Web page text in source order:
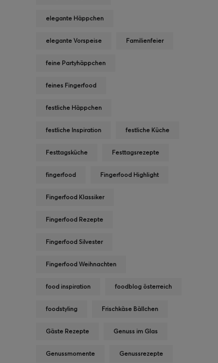
elegante Häppchen
elegante Vorspeise Familienfeier
feine Partyhäppchen
feines Fingerfood
festliche Häppchen
festliche Inspiration festliche Küche
Festtagsküche Festtagsrezepte
fingerfood Fingerfood Highlight
Fingerfood Klassiker
Fingerfood Rezepte
Fingerfood Silvester
Fingerfood Weihnachten
food inspiration foodblog österreich
foodstyling Frischkäse Bällchen
Gäste Rezepte Genuss im Glas
Genussmomente Genussrezepte